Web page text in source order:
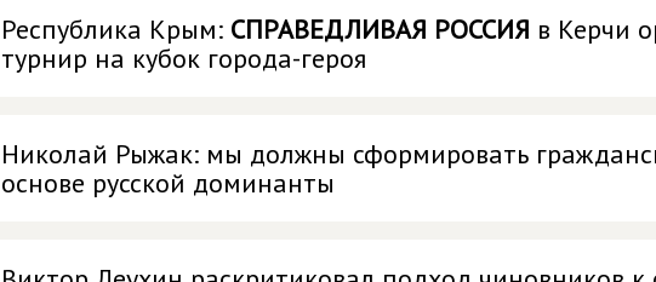
Республика Крым: СПРАВЕДЛИВАЯ РОССИЯ в Керчи
турнир на кубок города-героя
Николай Рыжак: мы должны сформировать
основе русской доминанты